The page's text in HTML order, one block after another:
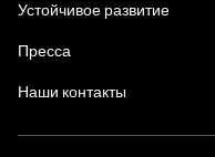
Устойчивое развитие
Пресса
Наши контакты